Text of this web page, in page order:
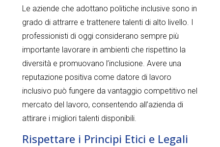
Le aziende che adottano politiche inclusive sono in
grado di attrarre e trattenere talenti di alto livello. I
professionisti di oggi considerano sempre più
importante lavorare in ambienti che rispettino la
diversità e promuovano l’inclusione. Avere una
reputazione positiva come datore di lavoro
inclusivo può fungere da vantaggio competitivo nel
mercato del lavoro, consentendo all’azienda di
attirare i migliori talenti disponibili.
Rispettare i Principi Etici e Legali